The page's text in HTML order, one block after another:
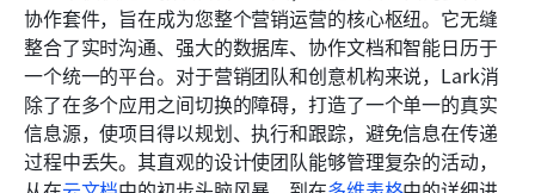
协作套件，旨在成为您整个营销运营的核心枢纽。它无缝
整合了实时沟通、强大的数据库、协作文档和智能日历于
一个统一的平台。对于营销团队和创意机构来说，Lark消
除了在多个应用之间切换的障碍，打造了一个单一的真实
信息源，使项目得以规划、执行和跟踪，避免信息在传递
过程中丢失。其直观的设计使团队能够管理复杂的活动，